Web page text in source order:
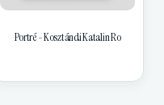
Portré - Kosztándi Katalin Ro